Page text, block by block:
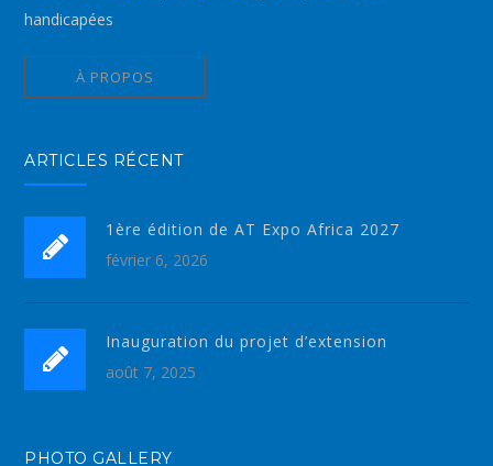
handicapées
À PROPOS
ARTICLES RÉCENT
1ère édition de AT Expo Africa 2027
février 6, 2026
Inauguration du projet d’extension
août 7, 2025
PHOTO GALLERY